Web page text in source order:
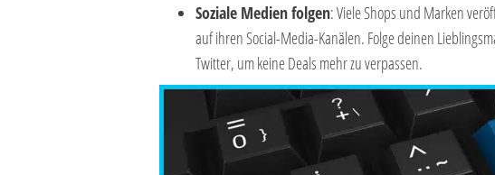
Soziale Medien folgen: Viele Shops und Marken
auf ihren Social-Media-Kanälen. Folge deinen
Twitter, um keine Deals mehr zu verpassen.